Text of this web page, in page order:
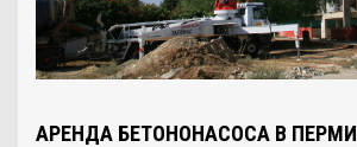
АРЕНДА БЕТОНОНАСОСА В ПЕРМИ